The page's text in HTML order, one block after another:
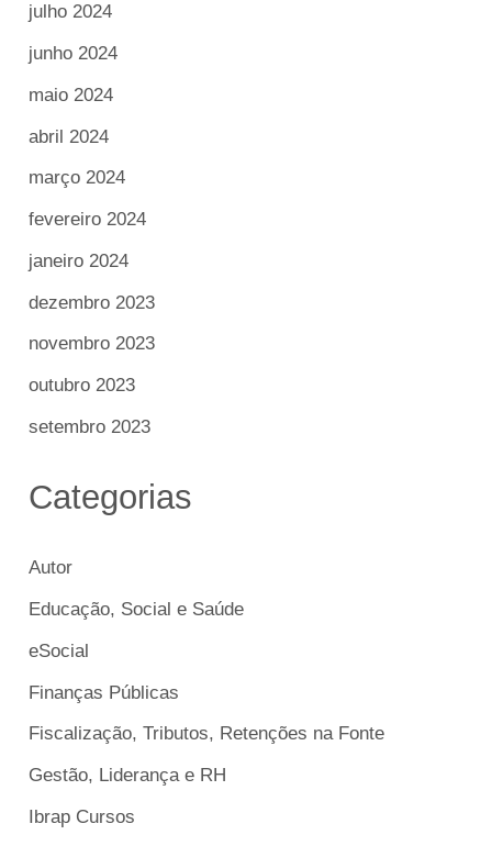
julho 2024
junho 2024
maio 2024
abril 2024
março 2024
fevereiro 2024
janeiro 2024
dezembro 2023
novembro 2023
outubro 2023
setembro 2023
Categorias
Autor
Educação, Social e Saúde
eSocial
Finanças Públicas
Fiscalização, Tributos, Retenções na Fonte
Gestão, Liderança e RH
Ibrap Cursos